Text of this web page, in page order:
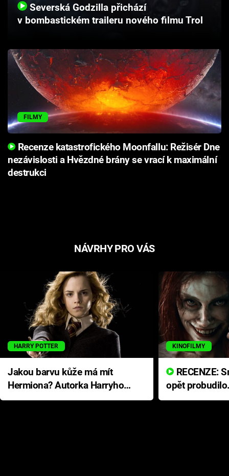
Pořady
Sledujte prima+
Přihlášení
Sledujte nás
Severská Godzilla přichází
v bombastickém traileru nového filmu Trol
FILMY
Recenze katastrofického Moonfallu: Režisér Dne
nezávislosti a Hvězdné brány se vrací k maximální
destrukci
NÁVRHY PRO VÁS
HARRY POTTER
Jakou barvu kůže má mít
Hermiona? Autorka Harryho
Pottera přišla s ráznou
KINOFILMY
opět
přichází s